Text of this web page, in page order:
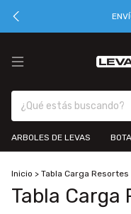
ARBOLES DE LEVAS
Inicio > Tabla Carga Resortes
Tabla Carga